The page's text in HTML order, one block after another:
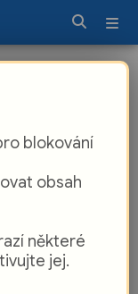
blokování
obsah
některé
jej.